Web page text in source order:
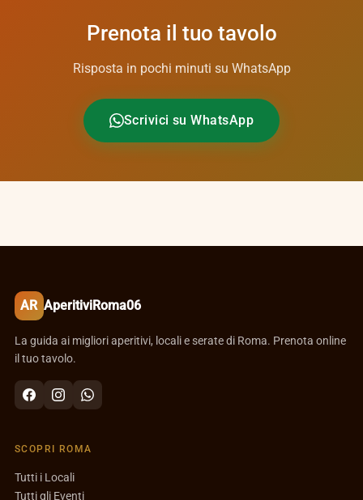
Prenota il tuo tavolo
Risposta in pochi minuti su WhatsApp
Scrivici su WhatsApp
AR AperitiviRoma06
La guida ai migliori aperitivi, locali e serate di Roma. Prenota online
il tuo tavolo.
SCOPRI ROMA
Tutti i Locali
Tutti gli Eventi